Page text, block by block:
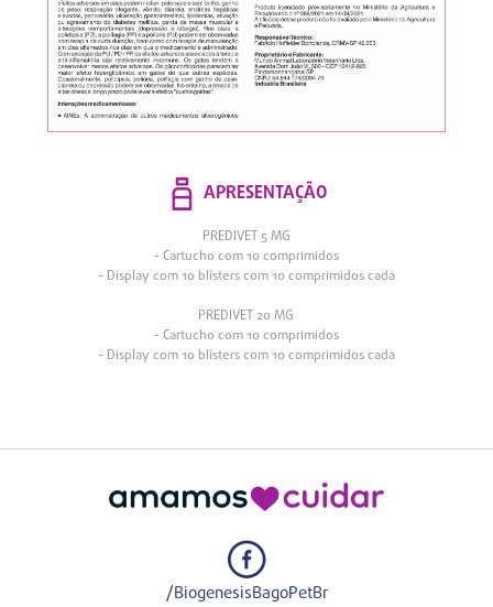
APRESENTAÇÃO
PREDIVET 5 MG
- Cartucho com 10 comprimidos
- Display com 10 blísters com 10 comprimidos cada
PREDIVET 20 MG
- Cartucho com 10 comprimidos
- Display com 10 blísters com 10 comprimidos cada
/BiogenesisBagoPetBr